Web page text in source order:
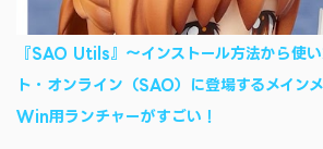
的には、PC側のiSyncrアプリで設定したパ
リに入力しようとすると、入力したパスワ
つまでたっても再度入力を促されるという
回避するには、次の手順が有効だ。 Android
に設定する （念のため）再起動する iSyncr
『SAO Utils』～インストール方法から使
ト・オンライン（SAO）に登場するメイン
Win用ランチャーがすごい！